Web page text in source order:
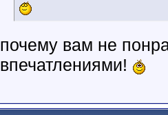
почему вам не
впечатлениями!